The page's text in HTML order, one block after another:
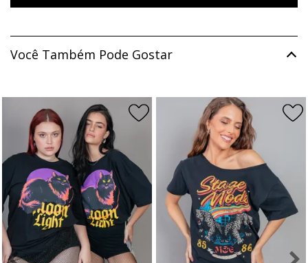
Você Também Pode Gostar